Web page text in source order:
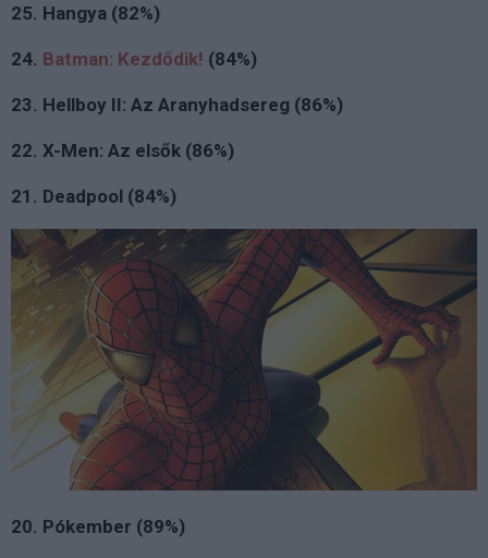
25. Hangya (82%)
24. Batman: Kezdődik! (84%)
23. Hellboy II: Az Aranyhadsereg (86%)
22. X-Men: Az elsők (86%)
21. Deadpool (84%)
20. Pókember (89%)